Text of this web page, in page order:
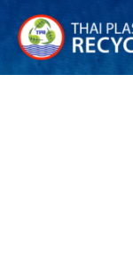
content